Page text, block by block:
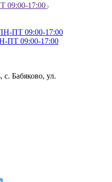
09:00-17:00
ПТ 09:00-17:00
ПТ 09:00-17:00
с. Бабяково, ул.